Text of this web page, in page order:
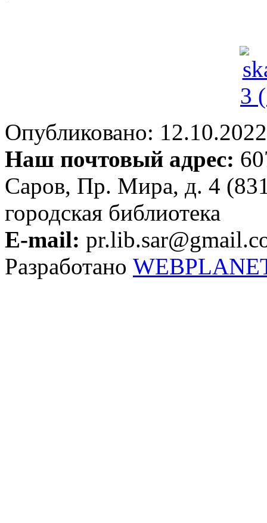
Опубликовано:
Наш почтовый адрес:
Саров, Пр. Мира, д. 4
городская библиотека
E-mail:
Разработано